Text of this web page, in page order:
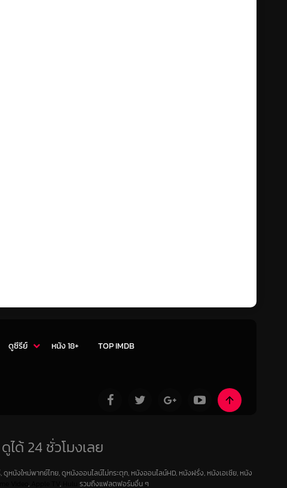
ดูซีรีย์ หนัง 18+ TOP IMDB
ด้ 24 ชั่วโมงเลย
นังใหม่พากย์ไทย, ดูหนังออนไลน์ไม่กระตุก, หนังออนไลน์HD, หนังฝรั่ง, หนังเอเชีย, หนัง
, , รวมถึงแฟลตฟอร์มอื่น ๆ